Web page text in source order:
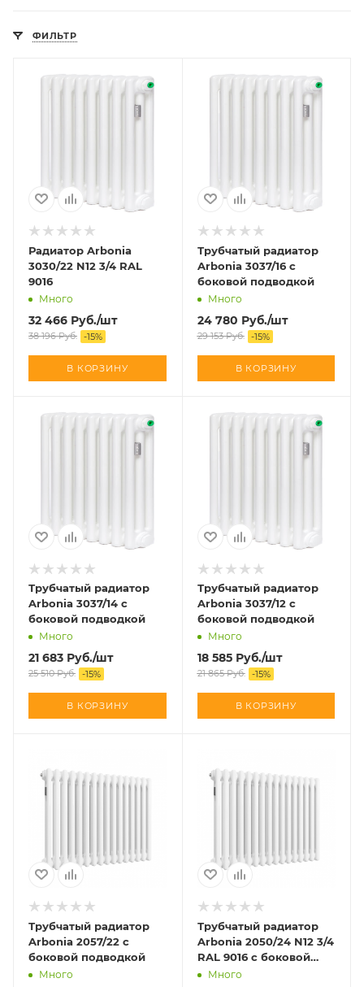
ФИЛЬТР
Радиатор Arbonia
3030/22 N12 3/4 RAL
9016
Много
32 466 Руб./шт
38 196Руб. -15%
В КОРЗИНУ
Трубчатый радиатор
Arbonia 3037/16 с
боковой подводкой
Много
24 780 Руб./шт
29 153Руб. -15%
В КОРЗИНУ
Трубчатый радиатор
Arbonia 3037/14 с
боковой подводкой
Много
21 683 Руб./шт
25 510Руб. -15%
В КОРЗИНУ
Трубчатый радиатор
Arbonia 3037/12 с
боковой подводкой
Много
18 585Руб./шт
21 865Руб. -15%
В КОРЗИНУ
Трубчатый радиатор
Arbonia 2057/22 с
боковой подводкой
Много
Трубчатый радиатор
Arbonia 2050/24 N12 3/4
RAL 9016 с боковой
подводкой
Много